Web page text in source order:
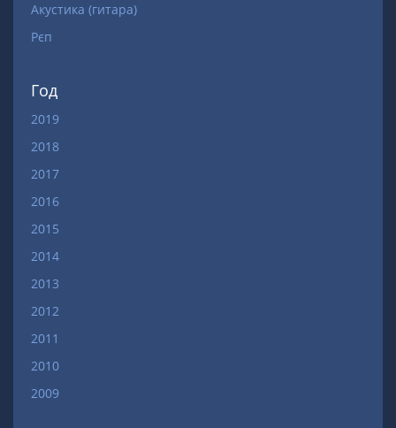
Акустика (гитара)
Рєп
Год
2019
2018
2017
2016
2015
2014
2013
2012
2011
2010
2009